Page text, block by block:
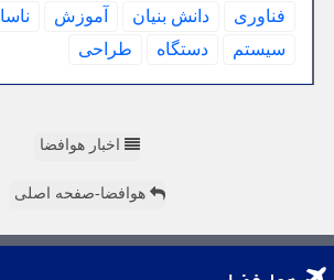
فناوری دانش بنیان آموزش ناسا
سیستم
دستگاه طراحی
اخبار هوافضا
هوافضا-صفحه اصلی